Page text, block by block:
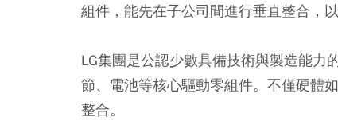
組件，能先在子公司間進行垂直整合，
LG集團是公認少數具備技術與製造能力
節、電池等核心驅動零組件。不僅硬體
整合。